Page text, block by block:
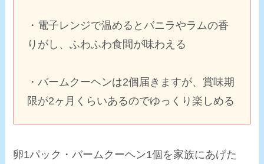
・電子レンジで温めるとバニラやラムの香
りがし、ふわふわ食間が味わえる
・バームクーヘンは2個届きますが、 賞味期
限が2ヶ月くらいあるのでゆっくり楽しめる
卵1パック・バームクーヘン1個を家族にあげた